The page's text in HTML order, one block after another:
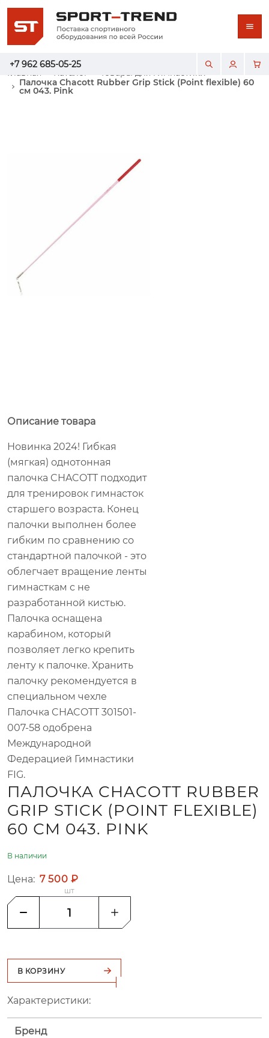
+7 962 685-05-25
Главная Каталог
Товары для гимнастики
Палочка Chacott Rubber Grip Stick (Point flexible) 60
см 043. Pink
Описание товара
Новинка 2024! Гибкая
(мягкая) однотонная
палочка CHACOTT подходит
для тренировок гимнасток
старшего возраста. Конец
палочки выполнен более
гибким по сравнению со
стандартной палочкой - это
облегчает вращение ленты
гимнасткам с не
разработанной кистью.
Палочка оснащена
карабином, который
позволяет легко крепить
ленту к палочке. Хранить
палочку рекомендуется в
специальном чехле
Палочка CHACOTT 301501-
007-58 одобрена
Международной
Федерацией Гимнастики
FIG.
ПАЛОЧКА CHACOTT RUBBER
GRIP STICK (POINT FLEXIBLE)
60 СМ 043. PINK
В наличии
Цена: 7 500 ₽
шт
В КОРЗИНУ
Характеристики:
Бренд